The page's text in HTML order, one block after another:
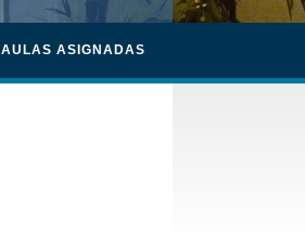
AULAS ASIGNADAS